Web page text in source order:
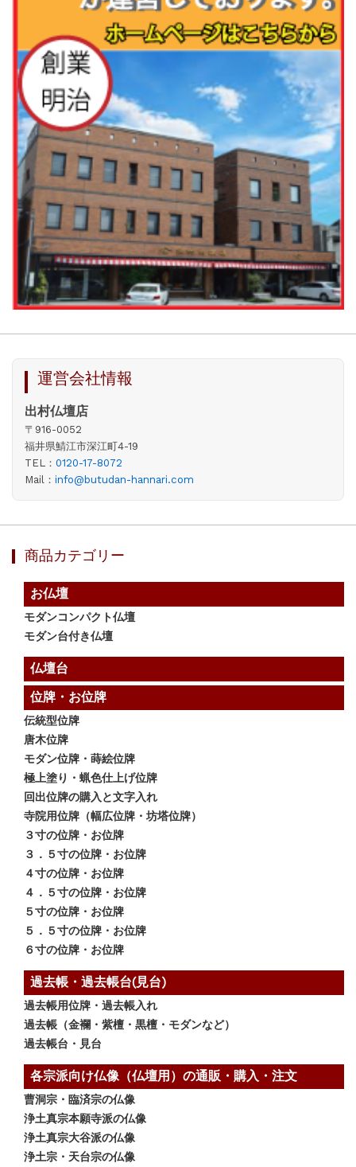
運営会社情報
出村仏壇店
〒916-0052
福井県鯖江市深江町4-19
TEL： 0120-17-8072
Mail： info@butudan-hannari.com
商品カテゴリー
お仏壇
モダンコンパクト仏壇
モダン台付き仏壇
仏壇台
位牌・お位牌
伝統型位牌
唐木位牌
モダン位牌・蒔絵位牌
極上塗り・蝋色仕上げ位牌
回出位牌の購入と文字入れ
寺院用位牌（幅広位牌・坊塔位牌）
３寸の位牌・お位牌
３．５寸の位牌・お位牌
４寸の位牌・お位牌
４．５寸の位牌・お位牌
５寸の位牌・お位牌
５．５寸の位牌・お位牌
６寸の位牌・お位牌
過去帳・過去帳台(見台)
過去帳用位牌・過去帳入れ
過去帳（金襴・紫檀・黒檀・モダンなど）
過去帳台・見台
各宗派向け仏像（仏壇用）の通販・購入・注文
曹洞宗・臨済宗の仏像
浄土真宗本願寺派の仏像
浄土真宗大谷派の仏像
浄土宗・天台宗の仏像